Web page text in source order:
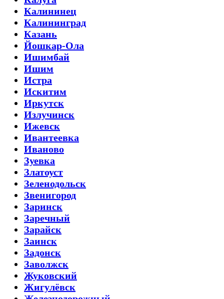
Калининец
Калининград
Казань
Йошкар-Ола
Ишимбай
Ишим
Истра
Искитим
Иркутск
Излучинск
Ижевск
Ивантеевка
Иваново
Зуевка
Златоуст
Зеленодольск
Звенигород
Заринск
Заречный
Зарайск
Заинск
Задонск
Заволжск
Жуковский
Жигулёвск